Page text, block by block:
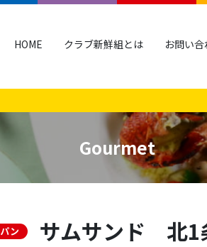
HOME クラブ新鮮組とは お問い合
Gourmet
パン サムサンド 北1